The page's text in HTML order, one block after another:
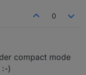
0
compact mode
:-)